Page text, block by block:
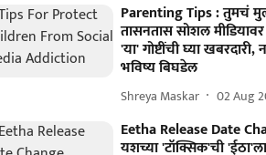
Parenting Tips : तुमचं
तासनतास सोशल
'या' गोष्टींची घ्या खबरदारी,
भविष्य बिघडेल
Shreya Maskar 02 Aug
Eetha Release Date
यशच्या 'टॉक्सिक'ची